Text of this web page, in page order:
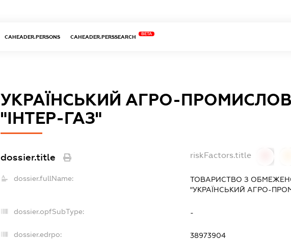
CAHEADER.PERSONS CAHEADER.PERSSEARCH
BETA
УКРАЇНСЬКИЙ АГРО-
"ІНТЕР-ГАЗ"
dossier.title riskFactors.title
dossier.fullName:
ТОВАРИСТВО З
"УКРАЇНСЬКИЙ АГРО-
dossier.opfSubType: -
dossier.edrpo: 38973904